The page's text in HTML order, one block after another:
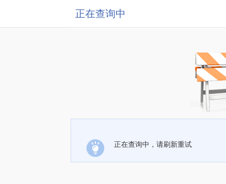
正在查询中
正在查询中，请刷新重试